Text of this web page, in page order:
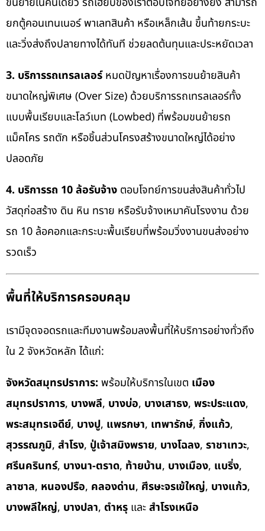
ยกตู้คอนเทนเนอร์ พาเลทสินค้า หรือเหล็กเส้น ขึ้นท้ายกระบะ
และวิ่งส่งถึงปลายทางได้ทันที ช่วยลดต้นทุนและประหยัดเวลา
3. บริการรถเทรลเลอร์หมดปัญหาเรื่องการขนย้ายสินค้า
ขนาดใหญ่พิเศษ (Over Size) ด้วยบริการรถเทรลเลอร์ทั้ง
แบบพื้นเรียบและโลว์เบท (Lowbed) ที่พร้อมขนย้ายรถ
แม็คโคร รถตัก หรือชิ้นส่วนโครงสร้างขนาดใหญ่ได้อย่าง
ปลอดภัย
4. บริการรถ 10 ล้อรับจ้าง ตอบโจทย์การขนส่งสินค้าทั่วไป
วัสดุก่อสร้าง ดิน หิน ทราย หรือรับจ้างเหมาคันโรงงาน ด้วย
รถ 10 ล้อคอกและกระบะพื้นเรียบที่พร้อมวิ่งงานขนส่งอย่าง
รวดเร็ว
พื้นที่ให้บริการครอบคลุม
เรามีจุดจอดรถและทีมงานพร้อมลงพื้นที่ให้บริการอย่างทั่วถึง
ใน 2 จังหวัดหลัก ได้แก่:
จังหวัดสมุทรปราการ: พร้อมให้บริการในเขต เมือง
สมุทรปราการ, บางพลี, บางบ่อ, บางเสาธง, พระประแดง,
พระสมุทรเจดีย์, บางปู, แพรกษา, เทพารักษ์, กิ่งแก้ว,
สุวรรณภูมิ, สำโรง, ปู่เจ้าสมิงพราย, บางโฉลง, ราชาเทวะ,
ศรีนครินทร์, บางนา-ตราด, ท้ายบ้าน, บางเมือง, แบริ่ง,
ลาซาล, หนองปรือ, คลองด่าน, ศีรษะจรเข้ใหญ่, บางแก้ว,
บางพลีใหญ่, บางปลา, ตำหรุ และสำโรงเหนือ